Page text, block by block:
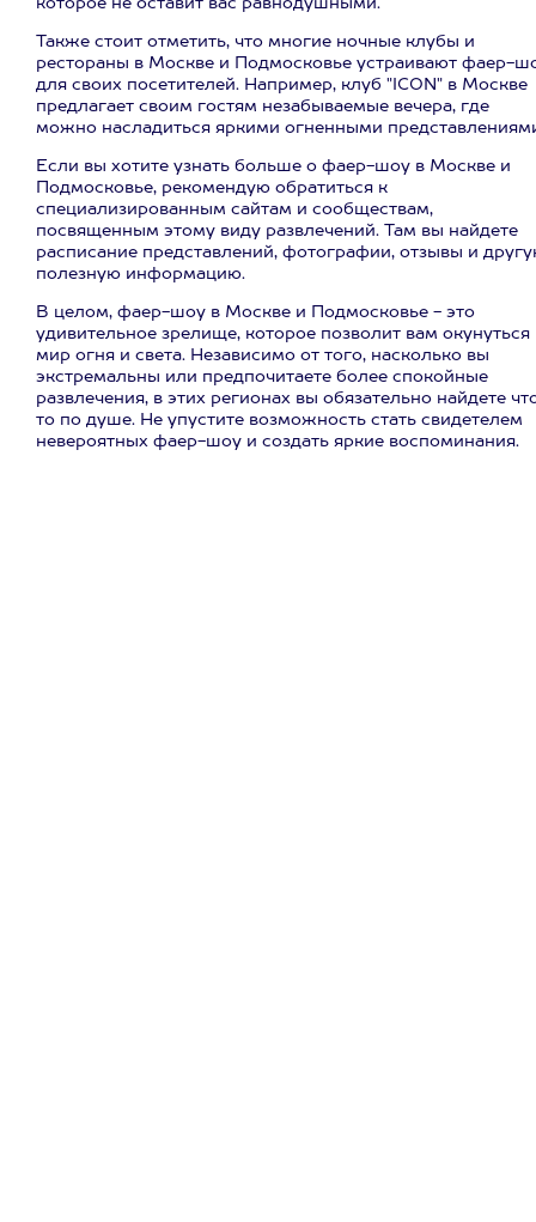
которое не оставит вас равнодушными.
Также стоит отметить, что многие ночные клубы и
рестораны в Москве и Подмосковье устраивают фаер-
для своих посетителей. Например, клуб "ICON" в Москве
предлагает своим гостям незабываемые вечера, где
можно насладиться яркими огненными
Если вы хотите узнать больше о фаер-шоу в Москве и
Подмосковье, рекомендую обратиться к
специализированным сайтам и сообществам,
посвященным этому виду развлечений. Там вы найдете
расписание представлений, фотографии, отзывы и
полезную информацию.
В целом, фаер-шоу в Москве и Подмосковье - это
удивительное зрелище, которое позволит вам окунуться
мир огня и света. Независимо от того, насколько вы
экстремальны или предпочитаете более спокойные
развлечения, в этих регионах вы обязательно найдете
то по душе. Не упустите возможность стать свидетелем
невероятных фаер-шоу и создать яркие воспоминания.